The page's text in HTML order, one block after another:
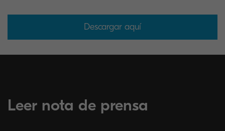
Descargar aquí
Leer nota de prensa